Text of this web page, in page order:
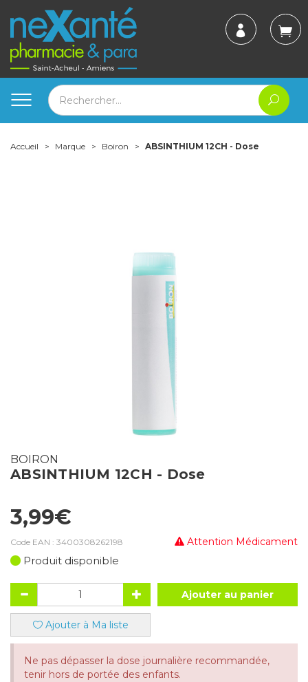
Accueil Marque Boiron ABSINTHIUM 12CH - Dose
BOIRON
ABSINTHIUM 12CH - Dose
3,99€
Attention Médicament
Code EAN : 3400308262198
Produit disponible
Ajouter au panier
Ajouter à Ma liste
Ne pas dépasser la dose journalière recommandée,
tenir hors de portée des enfants.